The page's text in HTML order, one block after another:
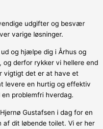
udgifter og besvær
varige løsninger.
og hjælpe dig i Århus og
derfor rykker vi hellere end
vigtigt det er at have et
levere en hurtig og effektiv
problemfri hverdag.
Gustafsen i dag for en
af dit løbende toilet. Vi er her